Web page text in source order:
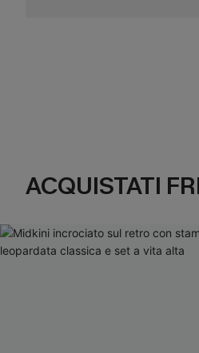
ACQUISTATI